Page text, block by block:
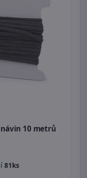
10 metrů
81ks